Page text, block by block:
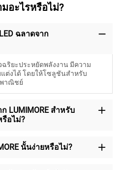
อะไรหรือไม่?
ฉลาดจาก
ฉริยะประหยัดพลังงาน มีความ
ต่งได้ โดยให้โซลูชันสำหรับ
พาณิชย์
LUMIMORE สำหรับ
อไม่?
นั้นง่ายหรือไม่?